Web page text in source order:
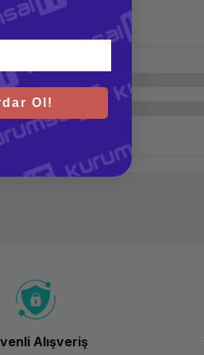
Alışveriş
Ol!